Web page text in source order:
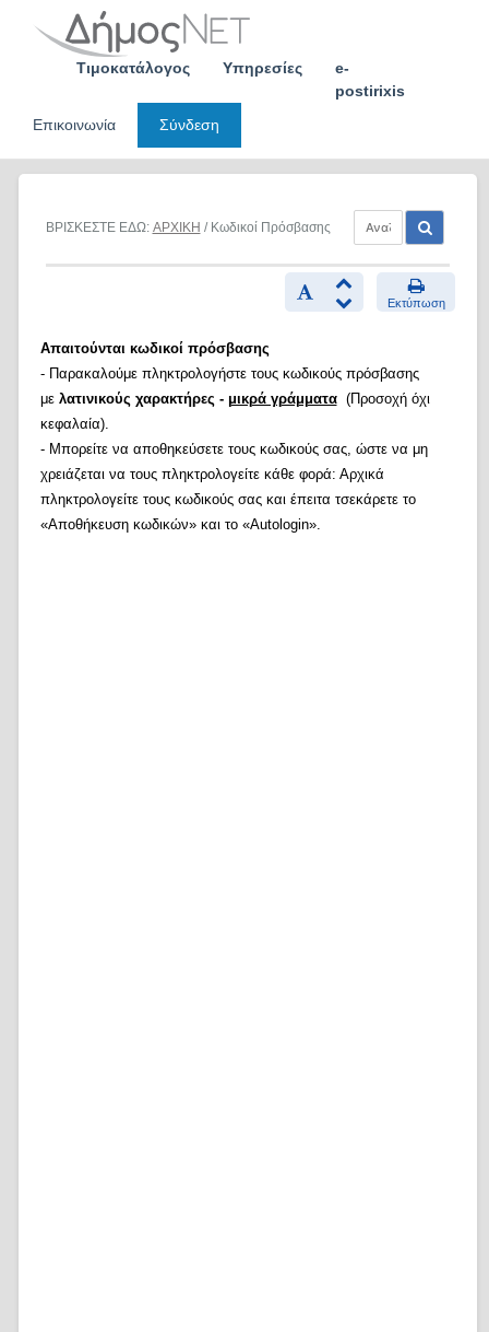
Τιμοκατάλογος Υπηρεσίες
e-
postirixis
Επικοινωνία
Σύνδεση
ΒΡΙΣΚΕΣΤΕ ΕΔΩ: ΑΡΧΙΚΗ / Κωδικοί Πρόσβασης
Εκτύπωση
Απαιτούνται κωδικοί πρόσβασης
- Παρακαλούμε πληκτρολογήστε τους κωδικούς πρόσβασης
με λατινικούς χαρακτήρες - μικρά γράμματα(Προσοχή όχι
κεφαλαία).
- Μπορείτε να αποθηκεύσετε τους κωδικούς σας, ώστε να μη
χρειάζεται να τους πληκτρολογείτε κάθε φορά: Αρχικά
πληκτρολογείτε τους κωδικούς σας και έπειτα τσεκάρετε το
«Αποθήκευση κωδικών» και το «Autologin».